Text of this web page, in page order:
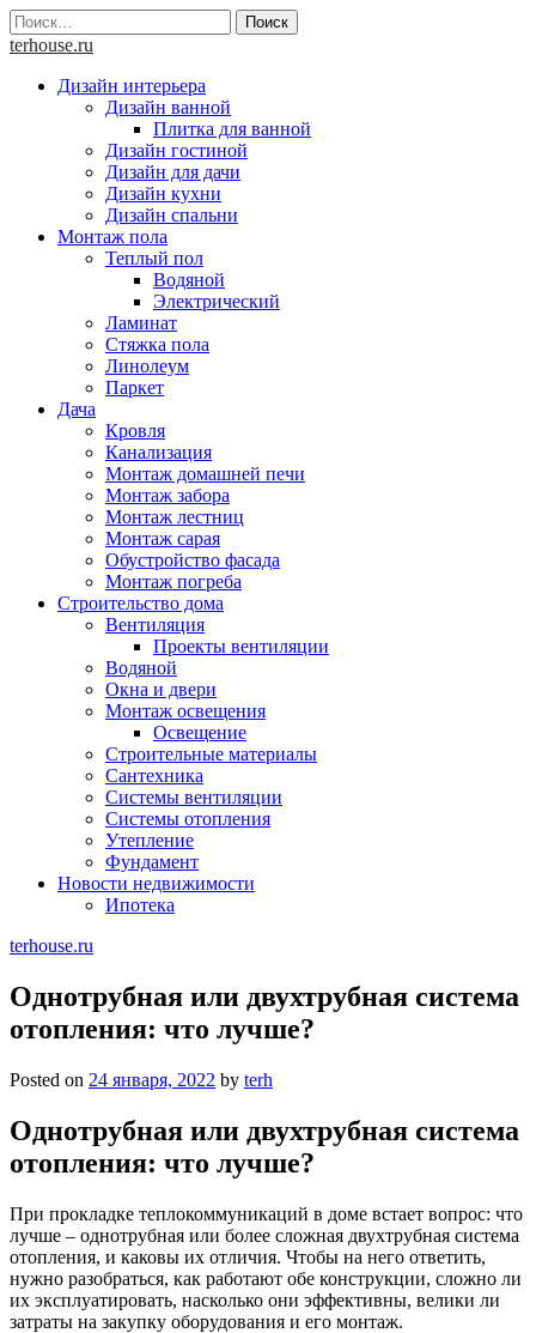
Skip
to
Найти:
terhouse.ru
Дизайн интерьера
Дизайн ванной
Плитка для ванной
Дизайн гостиной
Дизайн для дачи
Дизайн кухни
Дизайн спальни
Монтаж пола
Теплый пол
Водяной
Электрический
Ламинат
Стяжка пола
Линолеум
Паркет
Дача
Кровля
Канализация
Монтаж домашней печи
Монтаж забора
Монтаж лестниц
Монтаж сарая
Обустройство фасада
Монтаж погреба
Строительство дома
Вентиляция
Проекты вентиляции
Водяной
Окна и двери
Монтаж освещения
Освещение
Строительные материалы
Сантехника
Системы вентиляции
Системы отопления
Утепление
Фундамент
Новости недвижимости
Ипотека
terhouse.ru
Однотрубная или двухтрубная система
отопления: что лучше?
Posted on 24 января, 2022 by terh
Однотрубная или двухтрубная система
отопления: что лучше?
При прокладке теплокоммуникаций в доме встает вопрос: что
лучше – однотрубная или более сложная двухтрубная система
отопления, и каковы их отличия. Чтобы на него ответить,
нужно разобраться, как работают обе конструкции, сложно ли
их эксплуатировать, насколько они эффективны, велики ли
затраты на закупку оборудования и его монтаж.